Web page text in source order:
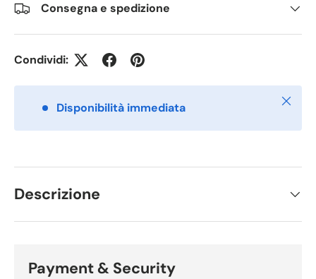
Consegna e spedizione
Condividi:
Disponibilità immediata Chiudi
Descrizione
Payment & Security